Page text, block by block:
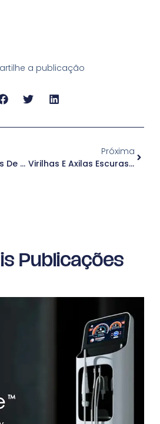
a publicação
Estresse E Doenças De Pele: Pode Haver Relação??
Próxima
Virilhas E Axilas Escuras? Saiba O Que Pode Ser Feito!
Publicações